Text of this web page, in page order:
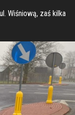
Wiśniową, zaś kilka